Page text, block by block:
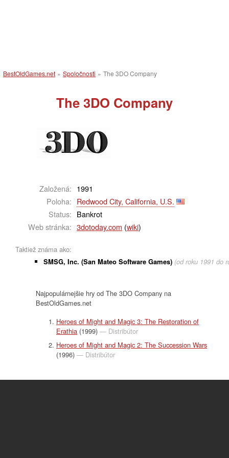
BestOldGames.net » Spoločnosti » The 3DO Company
The 3DO Company
Založená: 1991
Poloha: Redwood City, California, U.S.
Status: Bankrot
Web stránka: 3dotoday.com (wiki)
Taktiež známa ako:
SMSG, Inc. (San Mateo Software Games) (od roku 1991 do
Najpopulárnejšie hry od The 3DO Company na
BestOldGames.net
Heroes of Might and Magic 3: The Restoration of
Erathia (1999) — Distribútor
Heroes of Might and Magic 2: The Succession Wars
(1996) — Distribútor